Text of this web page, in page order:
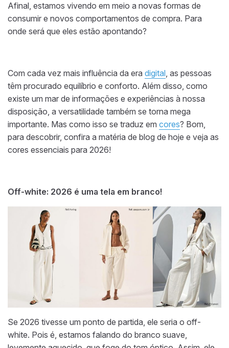
Afinal, estamos vivendo em meio a novas formas de
consumir e novos comportamentos de compra. Para
onde será que eles estão apontando?
Com cada vez mais influência da era digital, as pessoas
têm procurado equilíbrio e conforto. Além disso, como
existe um mar de informações e experiências à nossa
disposição, a versatilidade também se torna mega
importante. Mas como isso se traduz em cores? Bom,
para descobrir, confira a matéria de blog de hoje e veja as
cores essenciais para 2026!
Off-white: 2026 é uma tela em branco!
Se 2026 tivesse um ponto de partida, ele seria o off-
white. Pois é, estamos falando do branco suave,